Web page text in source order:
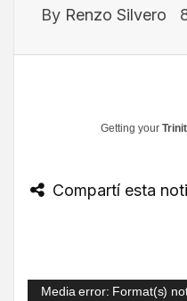
By Renzo Silvero
Getting your
Compartí esta
Reproductor
Media error: Format(s)